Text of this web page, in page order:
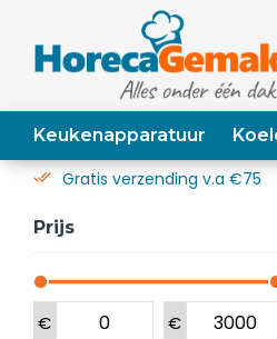
Keukenapparatuur
Gratis verzending v.a €75
Prijs
€ €